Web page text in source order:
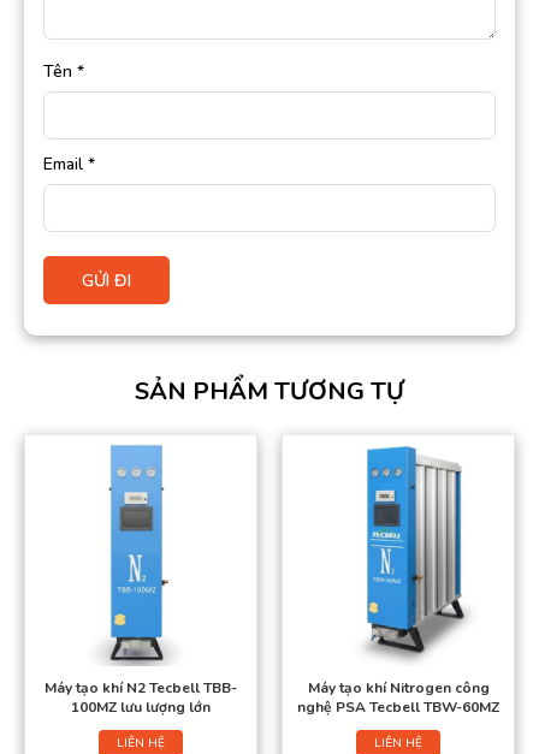
Tên *
Email *
SẢN PHẨM TƯƠNG TỰ
Máy tạo khí N2 Tecbell TBB-
100MZ lưu lượng lớn
LIÊN HỆ
Máy tạo khí Nitrogen công
nghệ PSA Tecbell TBW-60MZ
LIÊN HỆ